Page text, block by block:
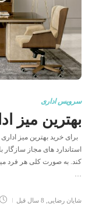
سرویس اداری
بهترین میز
برای خرید بهترین میز
استاندارد های مجاز
…
شایان رضایی 8 سال قبل